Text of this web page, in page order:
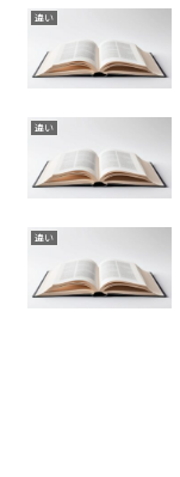
違い
違い
違い